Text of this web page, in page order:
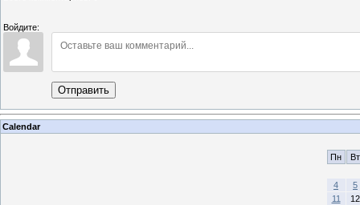
Войдите:
Отправить
Calendar
Пн Вт
4
5
11
12